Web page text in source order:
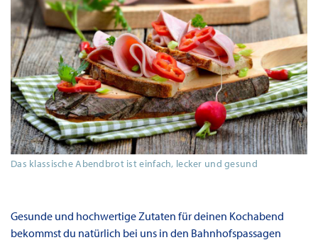
Das klassische Abendbrot ist einfach, lecker und gesund
Gesunde und hochwertige Zutaten für deinen Kochabend
bekommst du natürlich bei uns in den Bahnhofspassagen